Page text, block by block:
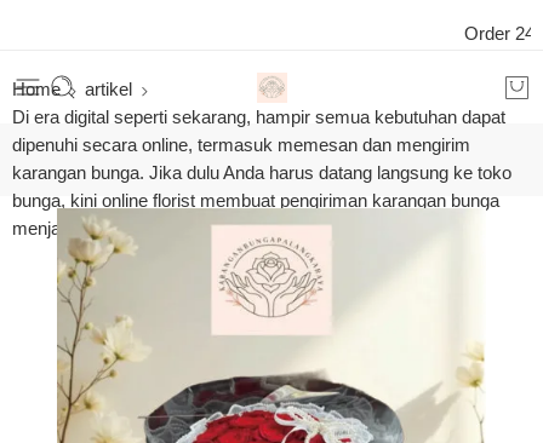
Order 24 Jam
Home
artikel
Di era digital seperti sekarang, hampir semua kebutuhan dapat
dipenuhi secara online, termasuk memesan dan mengirim
karangan bunga. Jika dulu Anda harus datang langsung ke toko
bunga, kini online florist membuat pengiriman karangan bunga
menjadi lebih simple, cepat, dan praktis.